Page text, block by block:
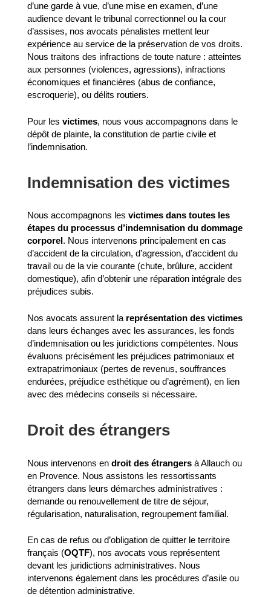
d’une garde à vue, d’une mise en examen, d’une
audience devant le tribunal correctionnel ou la cour
d’assises, nos avocats pénalistes mettent leur
expérience au service de la préservation de vos droits.
Nous traitons des infractions de toute nature : atteintes
aux personnes (violences, agressions), infractions
économiques et financières (abus de confiance,
escroquerie), ou délits routiers.
Pour les victimes, nous vous accompagnons dans le
dépôt de plainte, la constitution de partie civile et
l’indemnisation.
Indemnisation des victimes
Nous accompagnons les victimes dans toutes les
étapes du processus d’indemnisation du dommage
corporel. Nous intervenons principalement en cas
d’accident de la circulation, d’agression, d’accident du
travail ou de la vie courante (chute, brûlure, accident
domestique), afin d’obtenir une réparation intégrale des
préjudices subis.
Nos avocats assurent la représentation des victimes
dans leurs échanges avec les assurances, les fonds
d’indemnisation ou les juridictions compétentes. Nous
évaluons précisément les préjudices patrimoniaux et
extrapatrimoniaux (pertes de revenus, souffrances
endurées, préjudice esthétique ou d’agrément), en lien
avec des médecins conseils si nécessaire.
Droit des étrangers
Nous intervenons en droit des étrangersà Allauch ou
en Provence. Nous assistons les ressortissants
étrangers dans leurs démarches administratives :
demande ou renouvellement de titre de séjour,
régularisation, naturalisation, regroupement familial.
En cas de refus ou d’obligation de quitter le territoire
français (OQTF), nos avocats vous représentent
devant les juridictions administratives. Nous
intervenons également dans les procédures d’asile ou
de détention administrative.